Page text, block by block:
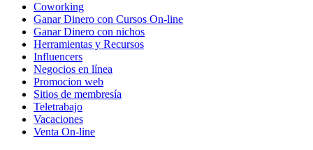
Coworking
Ganar Dinero con Cursos On-line
Ganar Dinero con nichos
Herramientas y Recursos
Influencers
Negocios en línea
Promocion web
Sitios de membresía
Teletrabajo
Vacaciones
Venta On-line